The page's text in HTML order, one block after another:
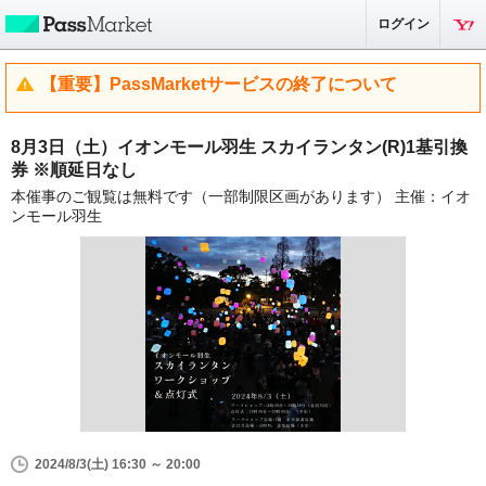
ログイン
【重要】PassMarketサービスの終了について
8月3日（土）イオンモール羽生 スカイランタン(R)1基引換
券 ※順延日なし
本催事のご観覧は無料です（一部制限区画があります） 主催：イオ
ンモール羽生
2024/8/3(土) 16:30 ～ 20:00